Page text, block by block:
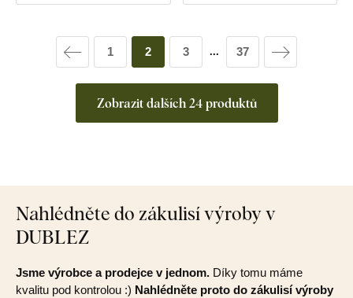
Zobrazit dalších 24 produktů
1 2 3 ... 37
Nahlédněte do zákulisí výroby v
DUBLEZ
Jsme výrobce a prodejce v jednom. Díky tomu máme
kvalitu pod kontrolou :) Nahlédněte proto do zákulisí výroby